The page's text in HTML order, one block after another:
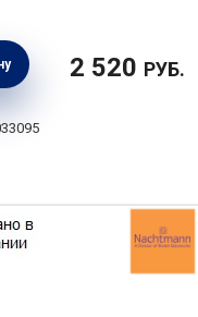
2 520 РУБ.